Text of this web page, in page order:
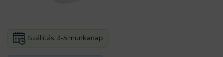
Szállítás: 3-5 munkanap